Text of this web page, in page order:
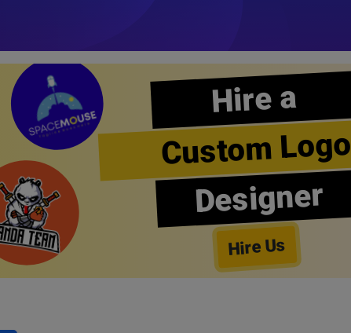
Hire a
Custom Logo
Designer
Hire Us